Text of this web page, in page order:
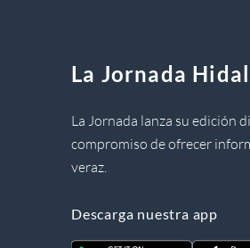
La Jornada
La Jornada lanza su edición
compromiso de ofrecer
veraz.
Descarga nuestra app